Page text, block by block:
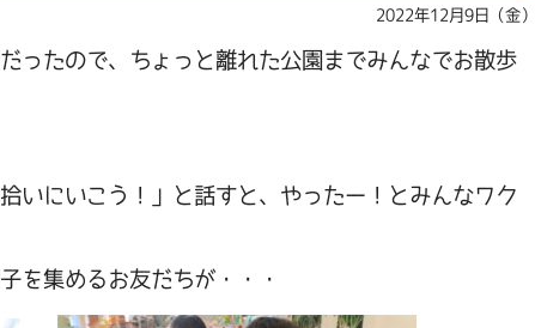
2022年12月9日（金）
ったので、ちょっと離れた公園までみんなでお散歩
いにいこう！」と話すと、やったー！とみんなワク
を集めるお友だちが・・・